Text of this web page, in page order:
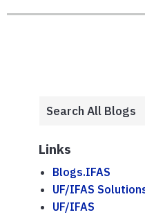
Links
Blogs.IFAS
UF/IFAS
UF/IFAS